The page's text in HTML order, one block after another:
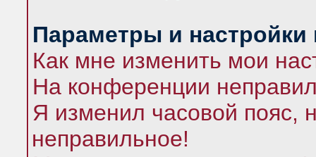
Параметры и настройки
Как мне изменить мои
На конференции
Я изменил часовой пояс,
неправильное!